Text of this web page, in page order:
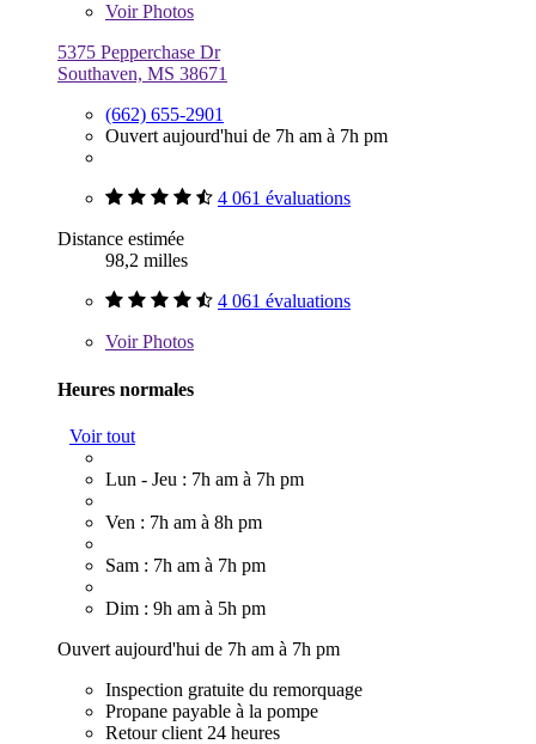
VoirPhotos
5375 Pepperchase Dr
Southaven, MS 38671
(662) 655-2901
Ouvert aujourd'hui de 7h am à 7h pm
4 061 évaluations
Distance estimée
98,2 milles
4 061 évaluations
VoirPhotos
Heures normales
Voir tout
Lun - Jeu : 7h am à 7h pm
Ven : 7h am à 8h pm
Sam : 7h am à 7h pm
Dim : 9h am à 5h pm
Ouvert aujourd'hui de 7h am à 7h pm
Inspection gratuite du remorquage
Propane payable à la pompe
Retour client 24 heures